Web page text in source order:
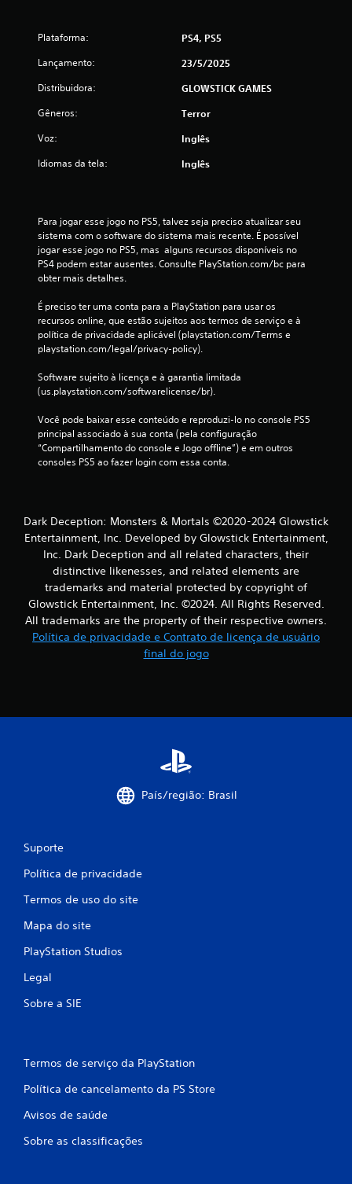
Plataforma: PS4, PS5
Lançamento: 23/5/2025
Distribuidora: GLOWSTICK GAMES
Gêneros: Terror
Voz: Inglês
Idiomas da tela: Inglês
Para jogar esse jogo no PS5, talvez seja preciso atualizar seu
sistema com o software do sistema mais recente. É possível
jogar esse jogo no PS5, mas  alguns recursos disponíveis no
PS4 podem estar ausentes. Consulte PlayStation.com/bc para
obter mais detalhes.
É preciso ter uma conta para a PlayStation para usar os
recursos online, que estão sujeitos aos termos de serviço e à
política de privacidade aplicável (playstation.com/Terms e
playstation.com/legal/privacy-policy).
Software sujeito à licença e à garantia limitada
(us.playstation.com/softwarelicense/br).
Você pode baixar esse conteúdo e reproduzi-lo no console PS5
principal associado à sua conta (pela configuração
“Compartilhamento do console e Jogo offline”) e em outros
consoles PS5 ao fazer login com essa conta.
Dark Deception: Monsters & Mortals ©2020-2024 Glowstick
Entertainment, Inc. Developed by Glowstick Entertainment,
Inc. Dark Deception and all related characters, their
distinctive likenesses, and related elements are
trademarks and material protected by copyright of
Glowstick Entertainment, Inc. ©2024. All Rights Reserved.
All trademarks are the property of their respective owners.
Política de privacidade e Contrato de licença de usuário
final do jogo
País/região: Brasil
Suporte
Política de privacidade
Termos de uso do site
Mapa do site
PlayStation Studios
Legal
Sobre a SIE
Termos de serviço da PlayStation
Política de cancelamento da PS Store
Avisos de saúde
Sobre as classificações